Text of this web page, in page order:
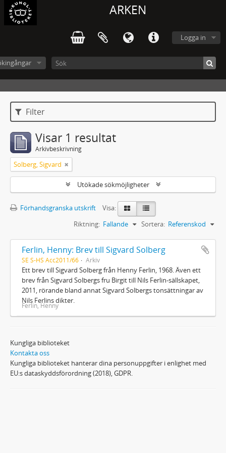
ARKEN
Logga in
Filter
Visar 1 resultat
Arkivbeskrivning
Solberg, Sigvard
Utökade sökmöjligheter
Förhandsgranska utskrift
Visa:
Sortera: Referenskod
Riktning: Fallande
Ferlin, Henny: Brev till Sigvard Solberg
SE S-HS Acc2011/66 Arkiv
Ett brev till Sigvard Solberg från Henny Ferlin, 1968. Även ett
brev från Sigvard Solbergs fru Birgit till Nils Ferlin-sällskapet,
2011, rörande bland annat Sigvard Solbergs tonsättningar av
Nils Ferlins dikter.
Ferlin, Henny
Kungliga biblioteket
Kontakta oss
Kungliga biblioteket hanterar dina personuppgifter i enlighet med
EU:s dataskyddsförordning (2018), GDPR.